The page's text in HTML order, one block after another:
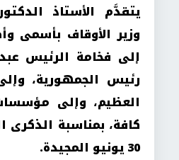
يتقدَّم الأستاذ
وزير الأوقاف بأسمى
إلى فخامة الرئيس
رئيس الجمهورية،
العظيم، وإلى
كافة، بمناسبة الذكرى
30 يونيو المجيدة.